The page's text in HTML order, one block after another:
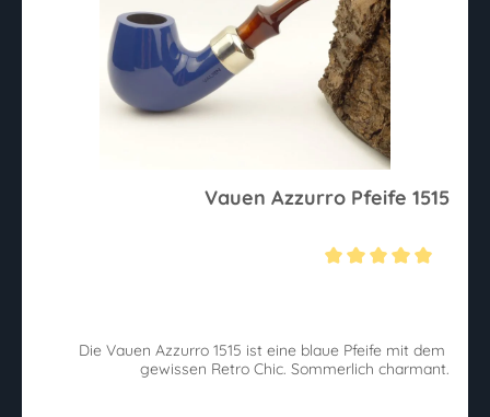
Vauen Azzurro Pfeife 1515
Die Vauen Azzurro 1515 ist eine blaue Pfeife mit dem
gewissen Retro Chic. Sommerlich charmant.